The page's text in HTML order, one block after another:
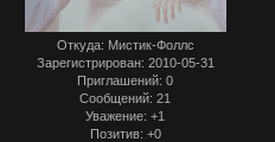
Откуда: Мистик-Фоллс
Зарегистрирован: 2010-05-31
Приглашений: 0
Сообщений: 21
Уважение: +1
Позитив: +0